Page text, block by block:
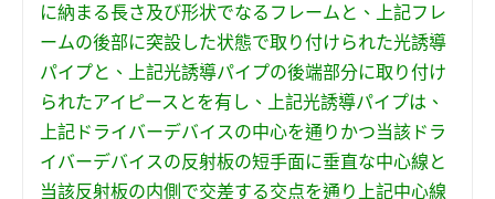
に納まる長さ及び形状でなるフレームと、上記フレ
ームの後部に突設した状態で取り付けられた光誘導
パイプと、上記光誘導パイプの後端部分に取り付け
られたアイピースとを有し、上記光誘導パイプは、
上記ドライバーデバイスの中心を通りかつ当該ドラ
イバーデバイスの反射板の短手面に垂直な中心線と
当該反射板の内側で交差する交点を通り上記中心線